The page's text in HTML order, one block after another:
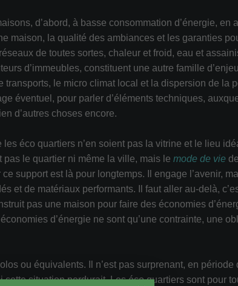
d’abord, à basse consommation d’énergie, en
maison, la qualité des ambiances et les garanties
de toutes sortes, chaleur et froid, eau et
d’immeubles, constituent une autre famille
le micro climat local et la dispersion de la
éventuel, pour parler d’éléments techniques,
d’autres choses encore.
éco quartiers n’en soient pas la vitrine et le lieu
le quartier ni même la ville, mais le mode de vie
support est là pour longtemps. Il engage l’avenir,
et de matériaux performants. Il faut aller au-delà,
pas une maison pour faire des économies
d’énergie ne sont qu’une contrainte, une
ou équivalents. Il n’est pas surprenant, en période
situation perdurait. Les éco quartiers sont pour